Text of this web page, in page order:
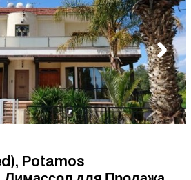
Potamos